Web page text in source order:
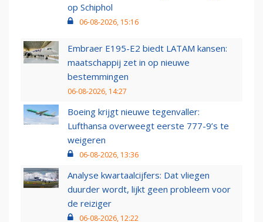
op Schiphol
06-08-2026, 15:16
Embraer E195-E2 biedt LATAM kansen:
maatschappij zet in op nieuwe
bestemmingen
06-08-2026, 14:27
Boeing krijgt nieuwe tegenvaller:
Lufthansa overweegt eerste 777-9’s te
weigeren
06-08-2026, 13:36
Analyse kwartaalcijfers: Dat vliegen
duurder wordt, lijkt geen probleem voor
de reiziger
06-08-2026, 12:22